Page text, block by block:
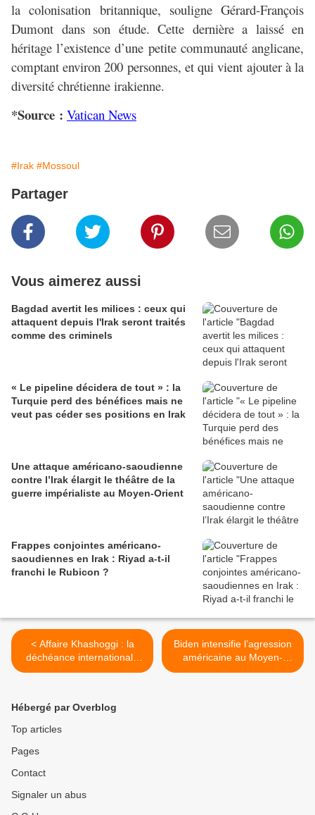
la colonisation britannique, souligne Gérard-François
Dumont dans son étude. Cette dernière a laissé en
héritage l’existence d’une petite communauté anglicane,
comptant environ 200 personnes, et qui vient ajouter à la
diversité chrétienne irakienne.
*Source : Vatican News
#Irak #Mossoul
Partager
Vous aimerez aussi
Bagdad avertit les milices : ceux qui
attaquent depuis l'Irak seront traités
comme des criminels
« Le pipeline décidera de tout » : la
Turquie perd des bénéfices mais ne
veut pas céder ses positions en Irak
Une attaque américano-saoudienne
contre l’Irak élargit le théâtre de la
guerre impérialiste au Moyen-Orient
Frappes conjointes américano-
saoudiennes en Irak : Riyad a-t-il
franchi le Rubicon ?
< Affaire Khashoggi : la
déchéance internationale
de Mohammed ben
Biden intensifie l’agression
américaine au Moyen-
Orient avec une frappe de
Hébergé par Overblog
Top articles
Pages
Contact
Signaler un abus